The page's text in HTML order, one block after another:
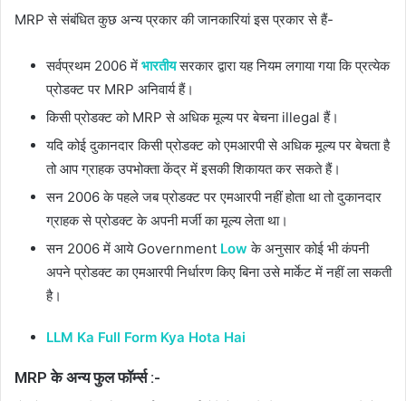
MRP से संबंधित कुछ अन्य प्रकार की जानकारियां इस प्रकार से हैं-
सर्वप्रथम 2006 में भारतीयसरकार द्वारा यह नियम लगाया गया कि प्रत्येक
प्रोडक्ट पर MRP अनिवार्य हैं।
किसी प्रोडक्ट को MRP से अधिक मूल्य पर बेचना illegal हैं।
यदि कोई दुकानदार किसी प्रोडक्ट को एमआरपी से अधिक मूल्य पर बेचता है
तो आप ग्राहक उपभोक्ता केंद्र में इसकी शिकायत कर सकते हैं।
सन 2006 के पहले जब प्रोडक्ट पर एमआरपी नहीं होता था तो दुकानदार
ग्राहक से प्रोडक्ट के अपनी मर्जी का मूल्य लेता था।
सन 2006 में आये Government Low के अनुसार कोई भी कंपनी
अपने प्रोडक्ट का एमआरपी निर्धारण किए बिना उसे मार्केट में नहीं ला सकती
है।
LLM Ka Full Form Kya Hota Hai
MRP के अन्य फुल फॉर्म्स :-